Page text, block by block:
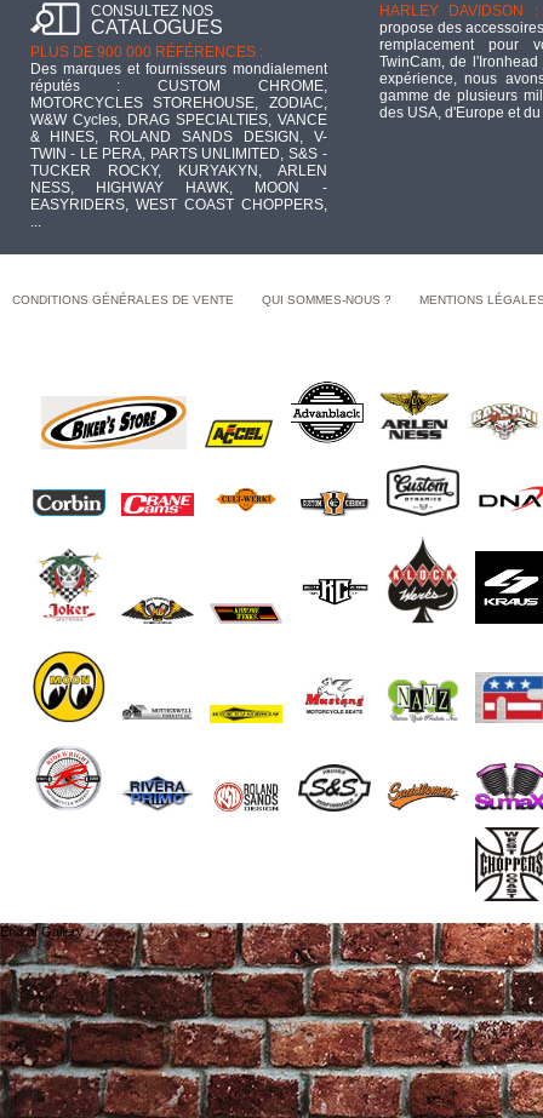
CONSULTEZ NOS
CATALOGUES
PLUS DE 900 000 RÉFÉRENCES :
Des marques et fournisseurs mondialement
réputés : CUSTOM CHROME,
MOTORCYCLES STOREHOUSE, ZODIAC,
W&W Cycles, DRAG SPECIALTIES, VANCE
& HINES, ROLAND SANDS DESIGN, V-
TWIN - LE PERA, PARTS UNLIMITED, S&S -
TUCKER ROCKY, KURYAKYN, ARLEN
NESS, HIGHWAY HAWK, MOON -
EASYRIDERS, WEST COAST CHOPPERS,
...
HARLEY DAVIDSON :
propose des
remplacement pour
TwinCam, de
expérience, nous
gamme de plusieurs
des USA, d'Europe et
CONDITIONS GÉNÉRALES DE VENTE QUI SOMMES-NOUS ? MENTIONS
End of Gallery